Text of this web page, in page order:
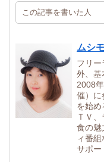
この記事を書いた人
ムシ
フリ
外、基
2008
催）に
を始め
ＴＶ
食の魅
ィ番
サポー